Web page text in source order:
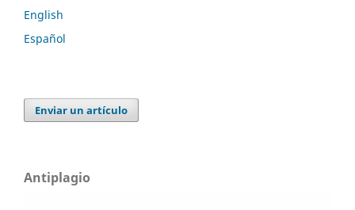
English
Español
Enviar un artículo
Antiplagio